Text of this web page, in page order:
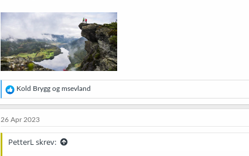
R
e
a
s
j
o
Kold Brygg og msevland
26 Apr 2023
PetterL skrev: